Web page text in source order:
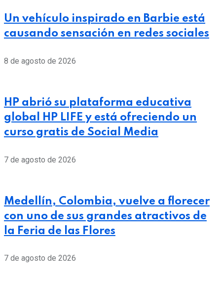
Un vehículo inspirado en Barbie está
causando sensación en redes sociales
8 de agosto de 2026
HP abrió su plataforma educativa
global HP LIFE y está ofreciendo un
curso gratis de Social Media
7 de agosto de 2026
Medellín, Colombia, vuelve a florecer
con uno de sus grandes atractivos de
la Feria de las Flores
7 de agosto de 2026